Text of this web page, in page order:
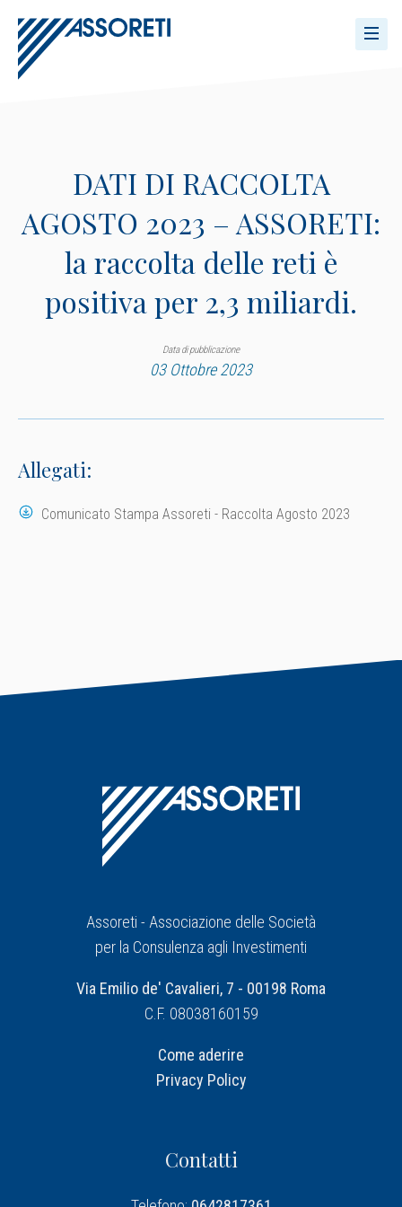
DATI DI RACCOLTA
AGOSTO 2023 – ASSORETI:
la raccolta delle reti è
positiva per 2,3 miliardi.
Data di pubblicazione
03 Ottobre 2023
Allegati:
Comunicato Stampa Assoreti - Raccolta Agosto 2023
Assoreti - Associazione delle Società
per la Consulenza agli Investimenti
Via Emilio de' Cavalieri, 7 - 00198 Roma
C.F. 08038160159
Come aderire
Privacy Policy
Contatti